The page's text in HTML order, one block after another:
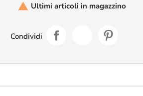
 Ultimi articoli in magazzino
Condividi